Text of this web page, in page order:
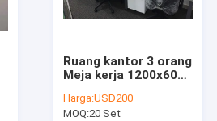
Ruang kantor 3 orang
Meja kerja 1200x600
50x50 tabung baja
Harga:USD200
MOQ:20 Set